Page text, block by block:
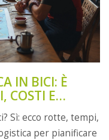
IN BICI: È
COSTI E
Sì: ecco rotte, tempi,
per pianificare